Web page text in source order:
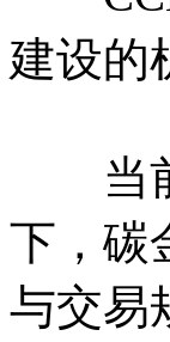
建设的
当前
下，碳
与交易